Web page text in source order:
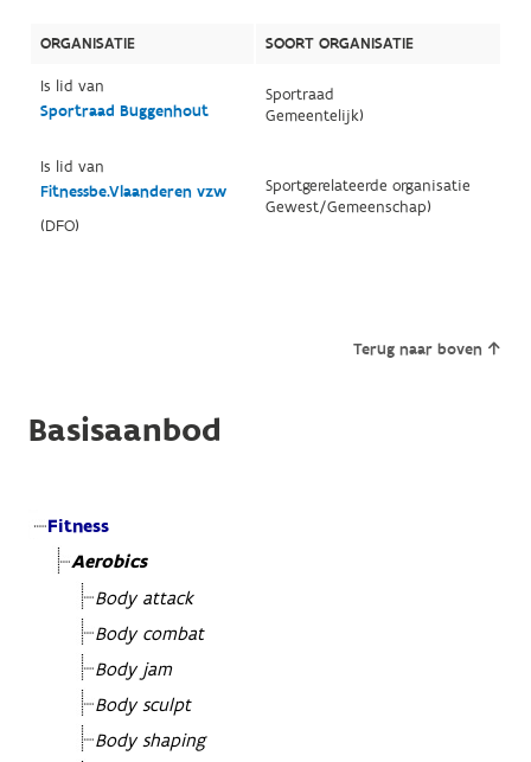
ORGANISATIE
SOORT ORGANISATIE
Is lid van
Sportraad Buggenhout
Sportraad
Gemeentelijk)
Is lid van
Fitnessbe.Vlaanderen vzw
(DFO)
Sportgerelateerde organisatie
Gewest/Gemeenschap)
Terug naar boven
Basisaanbod
Fitness
Aerobics
Body attack
Body combat
Body jam
Body sculpt
Body shaping